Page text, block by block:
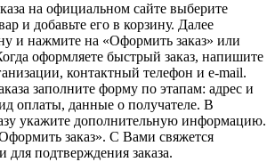
на официальном сайте выберите
и добавьте его в корзину. Далее
и нажмите на «Оформить заказ» или
оформляете быстрый заказ, напишите
контактный телефон и e-mail.
заполните форму по этапам: адрес и
оплаты, данные о получателе. В
укажите дополнительную информацию.
заказ». С Вами свяжется
подтверждения заказа.